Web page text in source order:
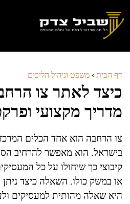
לתוכן
דף הבית › משפט וניהול הליכים
כיצד לאתר צו
מדריך מקצועי
צו הרחבה הוא אחד הכלים
בישראל. הוא מאפשר להרחיב
קיבוצי כך שיחולו על כל
או במשק כולו. השאלה כיצד ניתן
היא שאלה מהותית למעסיקים